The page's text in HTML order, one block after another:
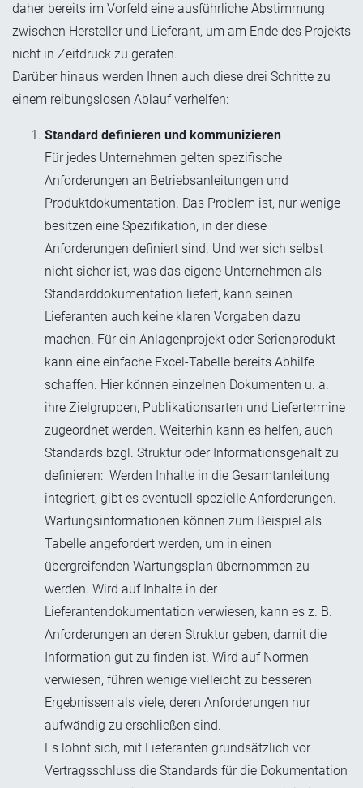
daher bereits im Vorfeld eine ausführliche Abstimmung
zwischen Hersteller und Lieferant, um am Ende des Projekts
nicht in Zeitdruck zu geraten.
Darüber hinaus werden Ihnen auch diese drei Schritte zu
einem reibungslosen Ablauf verhelfen:
Standard definieren und kommunizieren
Für jedes Unternehmen gelten spezifische
Anforderungen an Betriebsanleitungen und
Produktdokumentation. Das Problem ist, nur wenige
besitzen eine Spezifikation, in der diese
Anforderungen definiert sind. Und wer sich selbst
nicht sicher ist, was das eigene Unternehmen als
Standarddokumentation liefert, kann seinen
Lieferanten auch keine klaren Vorgaben dazu
machen. Für ein Anlagenprojekt oder Serienprodukt
kann eine einfache Excel-Tabelle bereits Abhilfe
schaffen. Hier können einzelnen Dokumenten u. a.
ihre Zielgruppen, Publikationsarten und Liefertermine
zugeordnet werden. Weiterhin kann es helfen, auch
Standards bzgl. Struktur oder Informationsgehalt zu
definieren: Werden Inhalte in die Gesamtanleitung
integriert, gibt es eventuell spezielle Anforderungen.
Wartungsinformationen können zum Beispiel als
Tabelle angefordert werden, um in einen
übergreifenden Wartungsplan übernommen zu
werden. Wird auf Inhalte in der
Lieferantendokumentation verwiesen, kann es z. B.
Anforderungen an deren Struktur geben, damit die
Information gut zu finden ist. Wird auf Normen
verwiesen, führen wenige vielleicht zu besseren
Ergebnissen als viele, deren Anforderungen nur
aufwändig zu erschließen sind.
Es lohnt sich, mit Lieferanten grundsätzlich vor
Vertragsschluss die Standards für die Dokumentation